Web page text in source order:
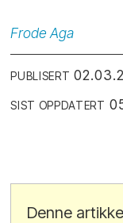
Frode Aga
PUBLISERT
SIST OPPDATERT
Denne